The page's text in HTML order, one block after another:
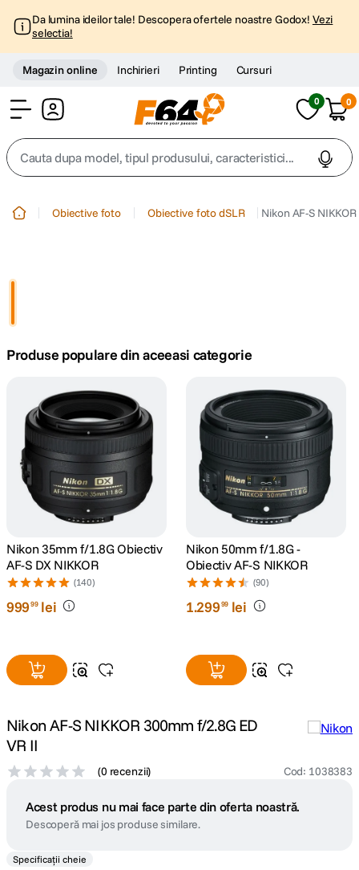
Da lumina ideilor tale! Descopera ofertele noastre Godox! Vezi
selectia!
Magazin online Inchirieri Printing Cursuri
0 0
Cauta dupa model, tipul produsului, caracteristici...
4. peak design
canon sx740 hs
6 . lavaliera
card memorie
8. ulanzi
9. insta 360
10 . godox
Obiective foto Obiective foto dSLR Nikon AF-S
Produse populare din aceeasi categorie
Nikon 35mm f/1.8G Obiectiv
AF-S DX NIKKOR
(140)
99999 lei
Nikon 50mm f/1.8G -
Obiectiv AF-S NIKKOR
(90)
1.29999 lei
Nikon AF-S NIKKOR 300mm f/2.8G ED
VR II
(0 recenzii) Cod: 1038383
Acest produs nu mai face parte din oferta noastră.
Descoperă mai jos produse similare.
Specificații cheie